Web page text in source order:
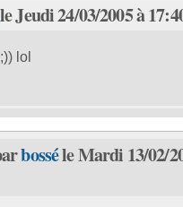
Jeudi 24/03/2005 à
lol
bosséle Mardi 13/02/